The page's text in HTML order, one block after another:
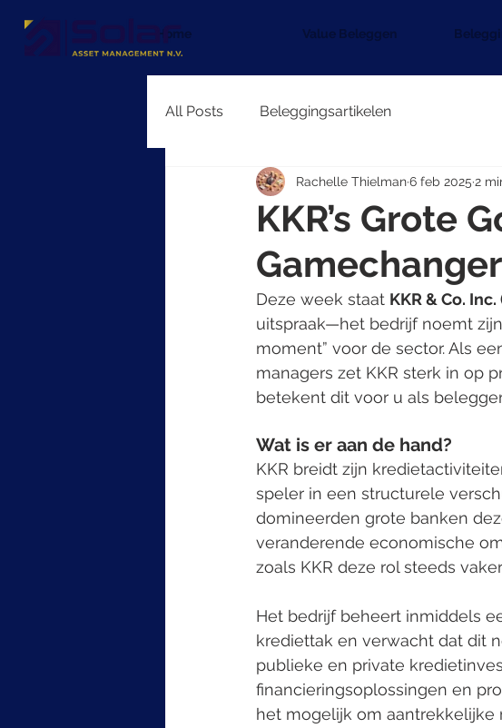
Home Value Beleggen
All Posts Beleggingsartikelen
KKR’s Grote
Rachelle Thielman6 feb 2025 2
Deze week staat KKR & Co. Inc.
uitspraak—het bedrijf noemt
moment” voor de sector. Als
managers zet KKR sterk in op
betekent dit voor u als
Wat is er aan de hand?
KKR breidt zijn
speler in een structurele
domineerden grote banken
veranderende economische
zoals KKR deze rol steeds
Het bedrijf beheert inmiddels
krediettak en verwacht dat dit
publieke en private
financieringsoplossingen en
het mogelijk om